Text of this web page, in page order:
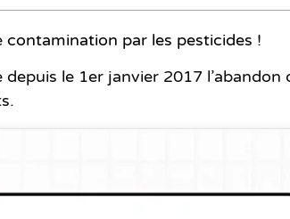
contamination par les pesticides !
le 1er janvier 2017 l’abandon